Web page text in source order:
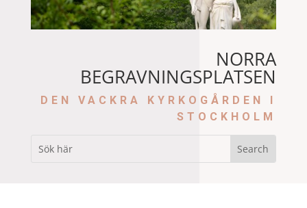
NORRA
BEGRAVNINGSPLATSEN
DEN VACKRA KYRKOGÅRDEN I
STOCKHOLM